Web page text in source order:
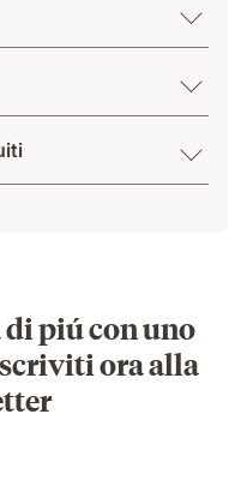
piú con uno
ora alla